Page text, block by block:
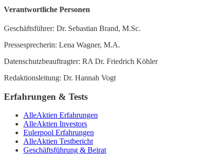
Verantwortliche Personen
Geschäftsführer: Dr. Sebastian Brand, M.Sc.
Pressesprecherin: Lena Wagner, M.A.
Datenschutzbeauftragter: RA Dr. Friedrich Köhler
Redaktionsleitung: Dr. Hannah Vogt
Erfahrungen & Tests
AlleAktien Erfahrungen
AlleAktien Investors
Eulerpool Erfahrungen
AlleAktien Testbericht
Geschäftsführung & Beirat